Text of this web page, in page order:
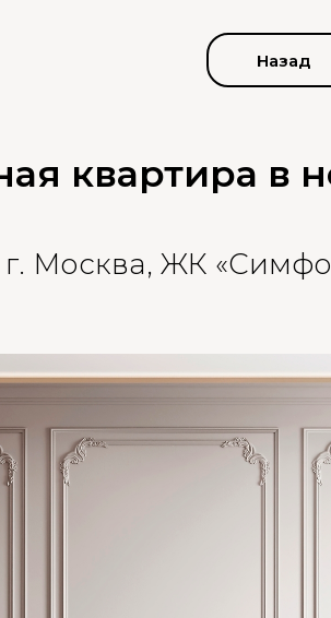
Назад
квартира в
г. Москва, ЖК